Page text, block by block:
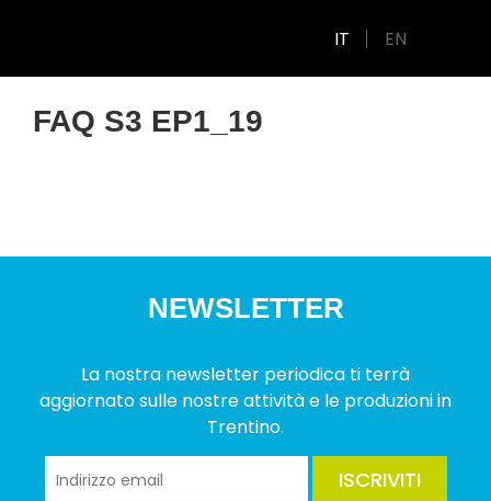
IT EN
FAQ S3 EP1_19
NEWSLETTER
La nostra newsletter periodica ti terrà
aggiornato sulle nostre attività e le produzioni in
Trentino.
ISCRIVITI